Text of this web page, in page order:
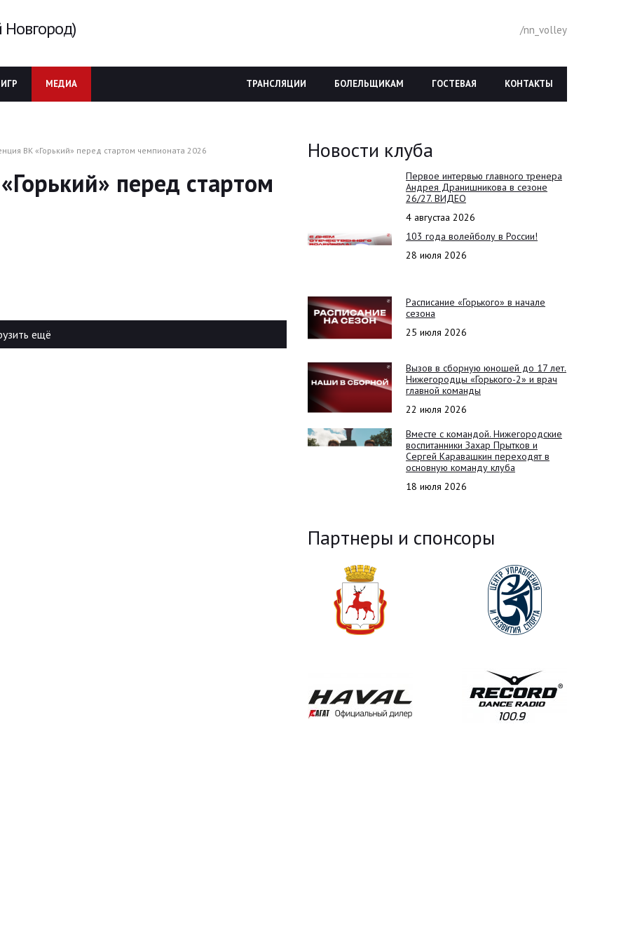
/nn_volley
МЕДИА КОНТАКТЫ
ГОСТЕВАЯ
БОЛЕЛЬЩИКАМ
ТРАНСЛЯЦИИ
ВК «Горький» перед стартом чемпионата 2026
перед стартом
ещё
Новости клуба
Первое интервью главного тренера
Андрея Дранишникова в сезоне
26/27. ВИДЕО
4 августаа 2026
103 года волейболу в России!
28 июля 2026
Расписание «Горького» в начале
сезона
25 июля 2026
Вызов в сборную юношей до 17 лет.
Нижегородцы «Горького-2» и врач
главной команды
22 июля 2026
Вместе с командой. Нижегородские
воспитанники Захар Прытков и
Сергей Каравашкин переходят в
основную команду клуба
18 июля 2026
Партнеры и спонсоры